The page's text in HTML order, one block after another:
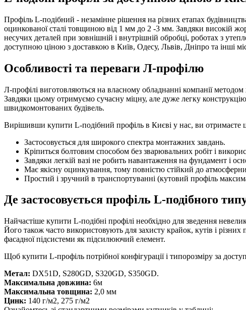
Профіль L-подібний - незамінне рішення на різних етапах
оцинкованої сталі товщиною від 1 мм до 2 -3 мм. Завдяки високій
несучих деталей при зовнішній і внутрішній обробці, роботах з
доступною ціною з доставкою в Київ, Одесу, Львів, Дніпро та інші
Особливості та переваги Л-профілю
Л-профілі виготовляються на власному обладнанні компанії
Завдяки цьому отримуємо сучасну міцну, але дуже легку
швидкомонтованих будівель.
Вирішивши купити L-подібний профіль в Києві у нас, ви отримаєте
Застосовується для широкого спектра монтажних завдань.
Кріпиться болтовим способом без зварювальних робіт і
Завдяки легкій вазі не робить навантаження на фундамент і
Має якісну оцинкування, тому повністю стійкий до
Простий і зручний в транспортуванні (кутовий профіль
Де застосовується профіль L-подібного
Найчастіше купити L-подібні профілі необхідно для зведення
Його також часто використовують для захисту крайок, кутів і
фасадної підсистеми як підсилюючий елемент.
Щоб купити L-профіль потрібної конфігурації і типорозміру за
Метал: DX51D, S280GD, S320GD, S350GD.
Максимальна довжина: 6м
Максимальна товщина: 2,0 мм
Цинк: 140 г/м2, 275 г/м2